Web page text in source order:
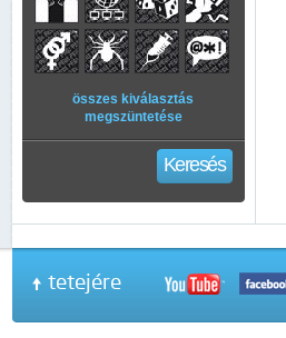
összes kiválasztás
megszüntetése
Keresés
tetejére